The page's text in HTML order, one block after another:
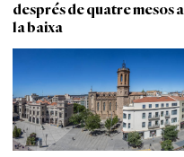
després de quatre mesos a
la baixa